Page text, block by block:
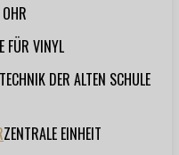
FÜR VINYL
TECHNIK DER ALTEN SCHULE
ZENTRALE EINHEIT